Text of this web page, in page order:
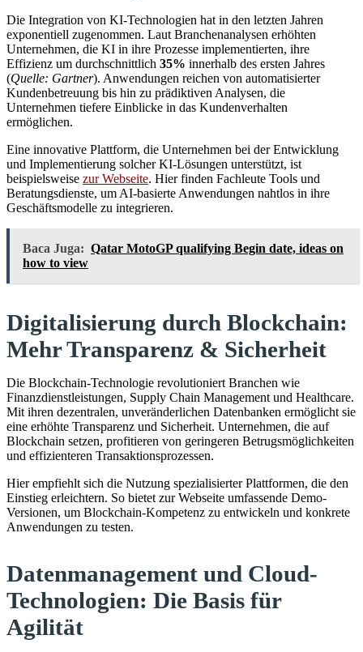
Die Integration von KI-Technologien hat in den letzten Jahren
exponentiell zugenommen. Laut Branchenanalysen erhöhten
Unternehmen, die KI in ihre Prozesse implementierten, ihre
Effizienz um durchschnittlich 35% innerhalb des ersten Jahres
(Quelle: Gartner). Anwendungen reichen von automatisierter
Kundenbetreuung bis hin zu prädiktiven Analysen, die
Unternehmen tiefere Einblicke in das Kundenverhalten
ermöglichen.
Eine innovative Plattform, die Unternehmen bei der Entwicklung
und Implementierung solcher KI-Lösungen unterstützt, ist
beispielsweise zur Webseite. Hier finden Fachleute Tools und
Beratungsdienste, um AI-basierte Anwendungen nahtlos in ihre
Geschäftsmodelle zu integrieren.
Baca Juga: Qatar MotoGP qualifying Begin date, ideas on
how to view
Digitalisierung durch Blockchain:
Mehr Transparenz & Sicherheit
Die Blockchain-Technologie revolutioniert Branchen wie
Finanzdienstleistungen, Supply Chain Management und Healthcare.
Mit ihren dezentralen, unveränderlichen Datenbanken ermöglicht sie
eine erhöhte Transparenz und Sicherheit. Unternehmen, die auf
Blockchain setzen, profitieren von geringeren Betrugsmöglichkeiten
und effizienteren Transaktionsprozessen.
Hier empfiehlt sich die Nutzung spezialisierter Plattformen, die den
Einstieg erleichtern. So bietet zur Webseite umfassende Demo-
Versionen, um Blockchain-Kompetenz zu entwickeln und konkrete
Anwendungen zu testen.
Datenmanagement und Cloud-
Technologien: Die Basis für
Agilität